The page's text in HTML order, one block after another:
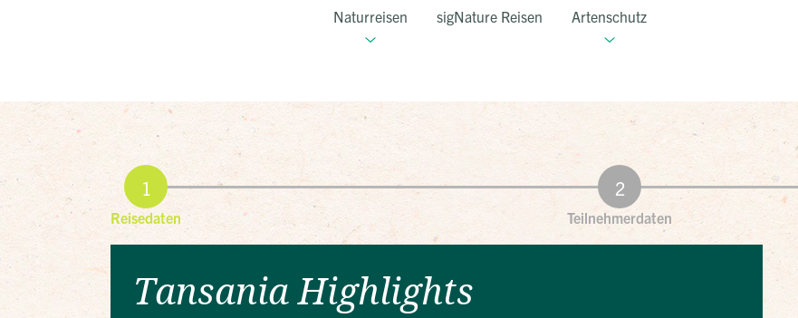
Naturreisen sigNature Reisen Artenschutz